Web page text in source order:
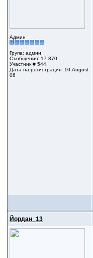
Админ
Група: админ
Съобщения: 17 870
Участник # 544
Дата на регистрация: 10-August
06
Йордан_13